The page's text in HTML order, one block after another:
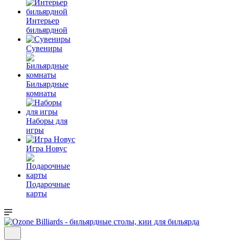
Интерьер
бильярдной
Сувениры
Бильярдные
комнаты
Наборы для
игры
Игра Новус
Подарочные
карты